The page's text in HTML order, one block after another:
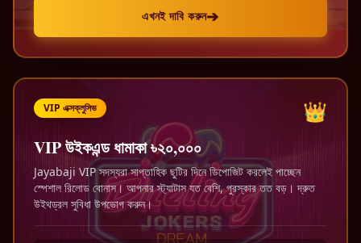
এখনই দাবি করুন➔
VIP এক্সক্লুসিভ 👑
VIP উইকএন্ড ধামাকা ৳২০,০০০
Jayabaji VIP সদস্যরা সাপ্তাহিক ছুটির দিনে ডিপোজিট করলেই পাচ্ছেন
স্পেশাল রিলোড বোনাস। আপনার স্ট্যাটাস যত বেশি, পুরস্কার তত বড়। দ্রুত
উইথড্রল সুবিধা উপভোগ করুন।